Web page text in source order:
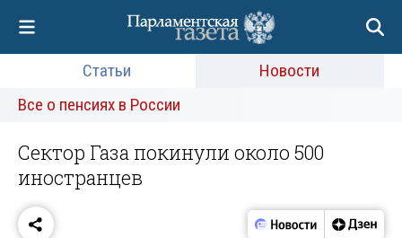
Статьи
Новости
Все о пенсиях в России
Сектор Газа покинули около 500
иностранцев